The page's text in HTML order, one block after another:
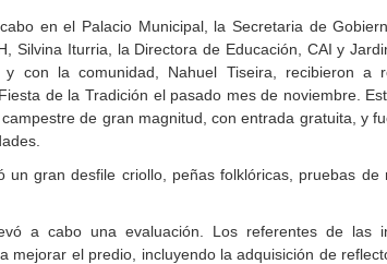
en el Palacio Municipal, la Secretaria de
Silvina Iturria, la Directora de Educación, CAI y
y con la comunidad, Nahuel Tiseira, recibieron a
de la Tradición el pasado mes de noviembre.
de gran magnitud, con entrada gratuita, y
un gran desfile criollo, peñas folklóricas, pruebas
a cabo una evaluación. Los referentes de las
mejorar el predio, incluyendo la adquisición de